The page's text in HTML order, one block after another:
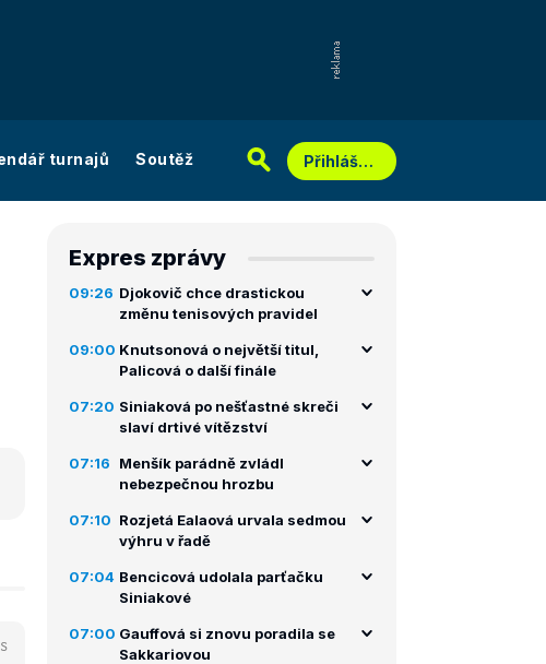
turnajů Soutěž Přihlášení
Expres zprávy
09:26 Djokovič chce drastickou
změnu tenisových pravidel
09:00 Knutsonová o největší titul,
Palicová o další finále
07:20 Siniaková po nešťastné skreči
slaví drtivé vítězství
07:16
Menšík parádně zvládl
nebezpečnou hrozbu
07:10 Rozjetá Ealaová urvala sedmou
výhru v řadě
07:04 Bencicová udolala parťačku
Siniakové
07:00 Gauffová si znovu poradila se
Sakkariovou